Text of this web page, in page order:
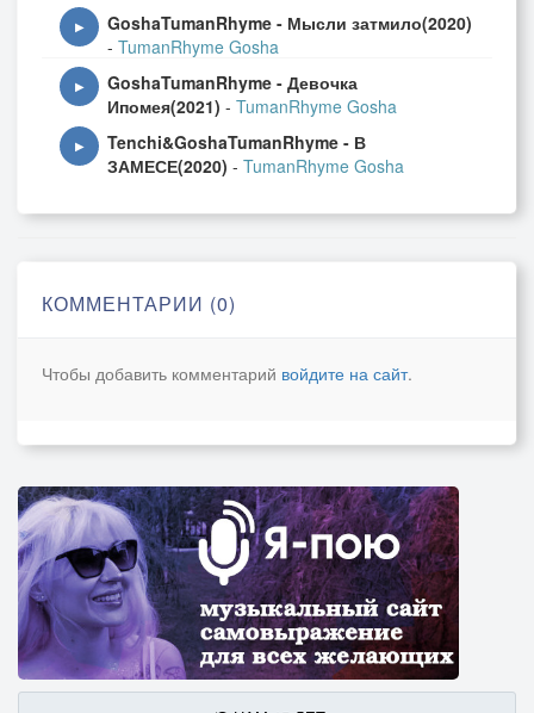
▶
GoshaTumanRhyme - Мысли затмило(2020)
- TumanRhyme Gosha
▶
GoshaTumanRhyme - Девочка
Ипомея(2021) - TumanRhyme Gosha
▶
Tenchi&GoshaTumanRhyme - В
ЗАМЕСЕ(2020) - TumanRhyme Gosha
КОММЕНТАРИИ (0)
Чтобы добавить комментарий войдите на сайт.